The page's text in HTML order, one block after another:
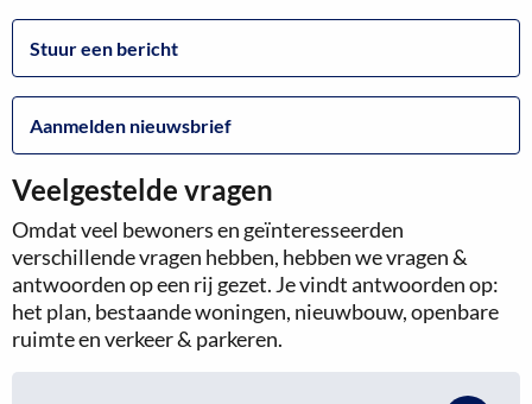
Stuur een bericht
Aanmelden nieuwsbrief
Veelgestelde vragen
Omdat veel bewoners en geïnteresseerden
verschillende vragen hebben, hebben we vragen &
antwoorden op een rij gezet. Je vindt antwoorden op:
het plan, bestaande woningen, nieuwbouw, openbare
ruimte en verkeer & parkeren.